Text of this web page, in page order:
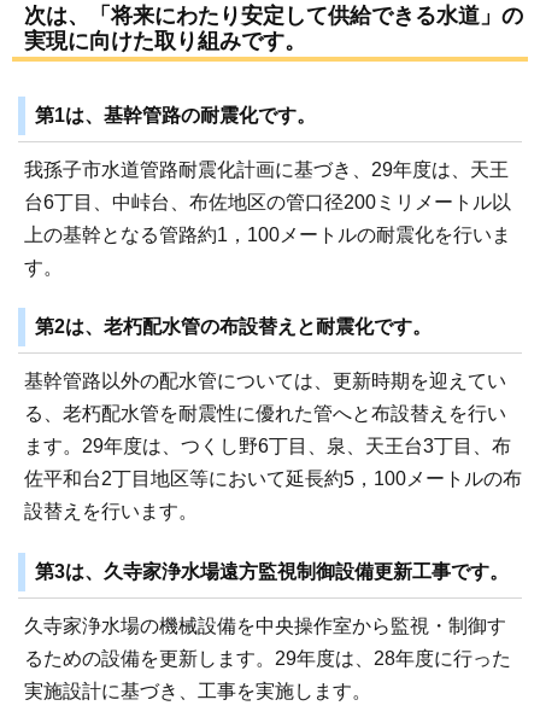
次は、「将来にわたり安定して供給できる水道」の
実現に向けた取り組みです。
第1は、基幹管路の耐震化です。
我孫子市水道管路耐震化計画に基づき、29年度は、天王
台6丁目、中峠台、布佐地区の管口径200ミリメートル以
上の基幹となる管路約1，100メートルの耐震化を行いま
す。
第2は、老朽配水管の布設替えと耐震化です。
基幹管路以外の配水管については、更新時期を迎えてい
る、老朽配水管を耐震性に優れた管へと布設替えを行い
ます。29年度は、つくし野6丁目、泉、天王台3丁目、布
佐平和台2丁目地区等において延長約5，100メートルの布
設替えを行います。
第3は、久寺家浄水場遠方監視制御設備更新工事です。
久寺家浄水場の機械設備を中央操作室から監視・制御す
るための設備を更新します。29年度は、28年度に行った
実施設計に基づき、工事を実施します。